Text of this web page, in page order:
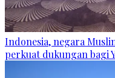
Indonesia, negara
perkuat dukungan bagi